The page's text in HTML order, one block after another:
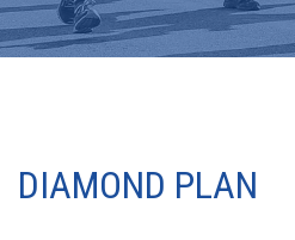
DIAMOND PLAN